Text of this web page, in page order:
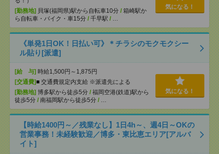
[勤務地] 貝塚(福岡県)駅から自転車10分 / 箱崎駅か
ら自転車・バイク・車15分 / 千早駅 / …
気になる！
《単発1日OK！日払い可》＊チラシのモクモクシー
ル貼り[派遣]
[給 与] 時給1,500円～1,875円
[交通費]■ 交通費規定内支給 ※派遣先による
[勤務地] 博多駅から徒歩5分 / 福岡空港(鉄道)駅から
徒歩5分 / 南福岡駅から徒歩5分 / …
気になる！
【時給1400円～／残業なし】1日4h～、週4日～OKの
営業事務！未経験歓迎／博多・東比恵エリア[アルバ
イト]